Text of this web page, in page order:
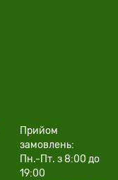
Прийом
замовлень:
Пн.-Пт. з 8:00 до
19:00